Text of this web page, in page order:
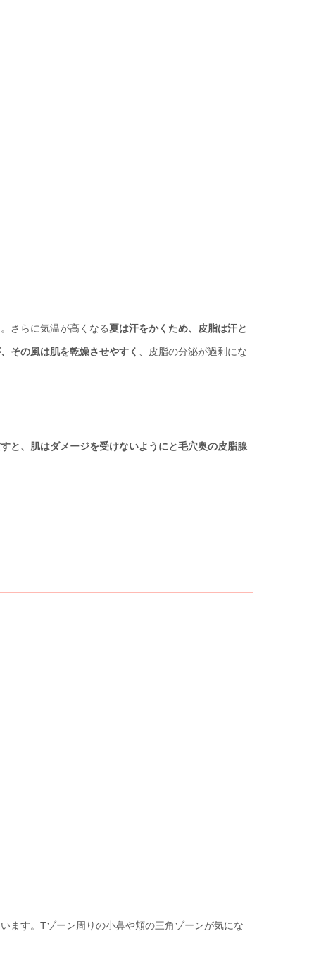
さらに気温が高くなる夏は汗をかくため、皮脂は汗と
その風は肌を乾燥させやすく 、皮脂の分泌が過剰にな
と、肌はダメージを受けないようにと毛穴奥の皮脂腺
います。Tゾーン周りの小鼻や頬の三角ゾーンが気にな